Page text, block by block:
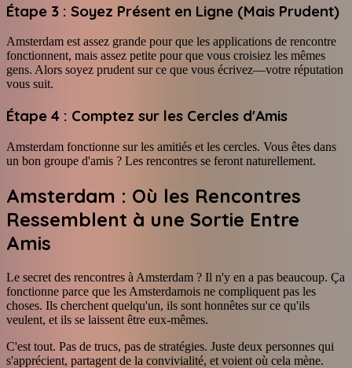
Étape 3 : Soyez Présent en Ligne (Mais Prudent)
Amsterdam est assez grande pour que les applications de rencontre
fonctionnent, mais assez petite pour que vous croisiez les mêmes
gens. Alors soyez prudent sur ce que vous écrivez—votre réputation
vous suit.
Étape 4 : Comptez sur les Cercles d'Amis
Amsterdam fonctionne sur les amitiés et les cercles. Vous êtes dans
un bon groupe d'amis ? Les rencontres se feront naturellement.
Amsterdam : Où les Rencontres
Ressemblent à une Sortie Entre
Amis
Le secret des rencontres à Amsterdam ? Il n'y en a pas beaucoup. Ça
fonctionne parce que les Amsterdamois ne compliquent pas les
choses. Ils cherchent quelqu'un, ils sont honnêtes sur ce qu'ils
veulent, et ils se laissent être eux-mêmes.
C'est tout. Pas de trucs, pas de stratégies. Juste deux personnes qui
s'apprécient, partagent de la convivialité, et voient où cela mène.